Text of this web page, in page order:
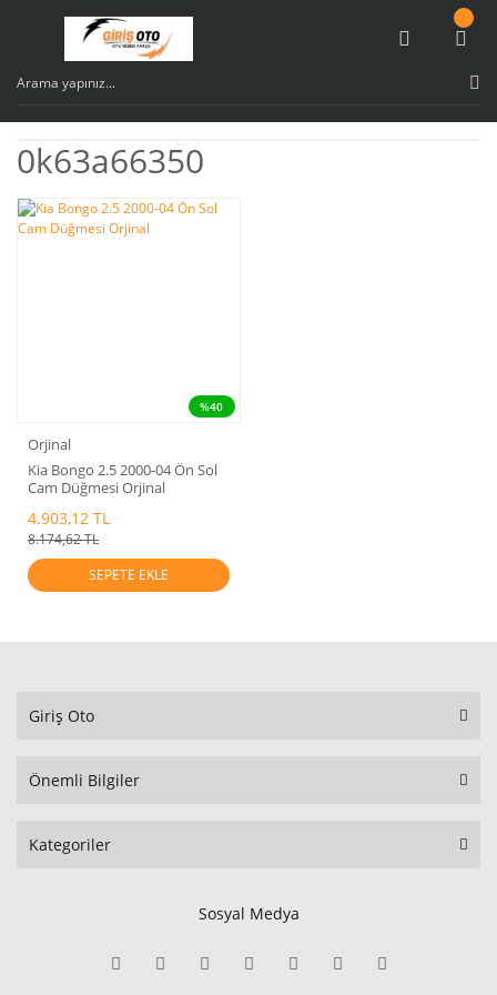
0k63a66350
%40
Orjinal
Kia Bongo 2.5 2000-04 Ön Sol
Cam Düğmesi Orjinal
4.903,12 TL
8.174,62 TL
SEPETE EKLE
Giriş Oto
Önemli Bilgiler
Kategoriler
Sosyal Medya